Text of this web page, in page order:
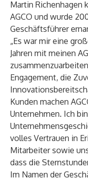
Martin Richenhagen
AGCO und wurde
Geschäftsführer
„Es war mir eine
Jahren mit meinen
Engagement, die
Kunden machen
Unternehmen. Ich
volles Vertrauen in
Mitarbeiter sowie
dass die
Im Namen der